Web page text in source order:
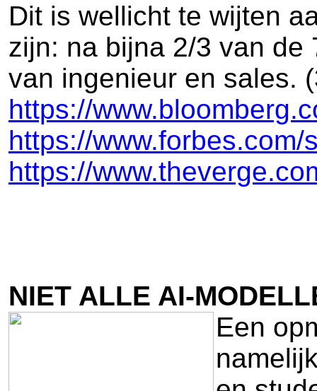
Dit is wellicht te wijten
zijn: na bijna 2/3 van de
van ingenieur en sales.
https://
https://
https://
NIET ALLE AI-
Een